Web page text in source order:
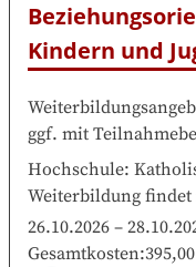
Kindern und
ggf. mit
Hochschule:
Weiterbildung
26.10.2026 –
Gesamtkosten: